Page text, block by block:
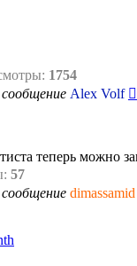
1754
Alex Volf
теперь можно
57
dimassamid